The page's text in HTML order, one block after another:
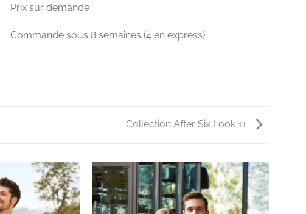
Prix sur demande
Commande sous 8 semaines (4 en express)
Collection After Six Look 11